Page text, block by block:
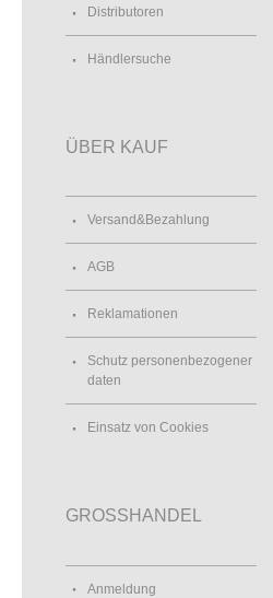
Distributoren
Händlersuche
ÜBER KAUF
Versand&Bezahlung
AGB
Reklamationen
Schutz personenbezogener
daten
Einsatz von Cookies
GROSSHANDEL
Anmeldung